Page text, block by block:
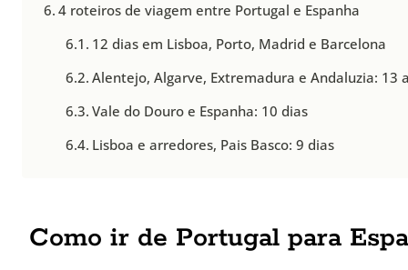
4 roteiros de viagem entre Portugal e Espanha
12 dias em Lisboa, Porto, Madrid e Barcelona
Alentejo, Algarve, Extremadura e Andaluzia: 13
Vale do Douro e Espanha: 10 dias
Lisboa e arredores, Pais Basco: 9 dias
Como ir de Portugal para